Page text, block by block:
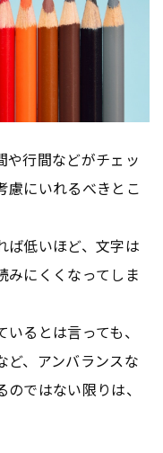
や行間などがチェッ
慮にいれるべきとこ
ば低いほど、文字は
みにくくなってしま
るとは言っても、
ど、アンバランスな
ではない限りは、